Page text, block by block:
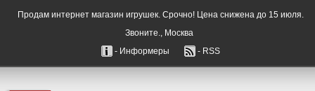
Продам интернет магазин игрушек. Срочно! Цена снижена до 15 июля.
Звоните., Москва
- Информеры
- RSS